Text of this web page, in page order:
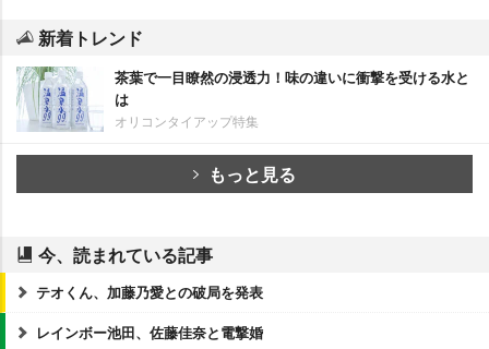
新着トレンド
茶葉で一目瞭然の浸透力！味の違いに衝撃を受ける水と
は
オリコンタイアップ特集
もっと見る
今、読まれている記事
テオくん、加藤乃愛との破局を発表
レインボー池田、佐藤佳奈と電撃婚